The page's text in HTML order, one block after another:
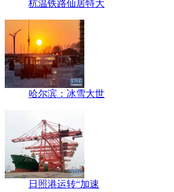
杭温铁路仙居特大
哈尔滨：冰雪大世
日照港运转“加速